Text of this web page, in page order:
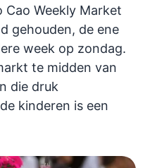
Cao Weekly Market
gehouden, de ene
week op zondag.
te midden van
die druk
kinderen is een